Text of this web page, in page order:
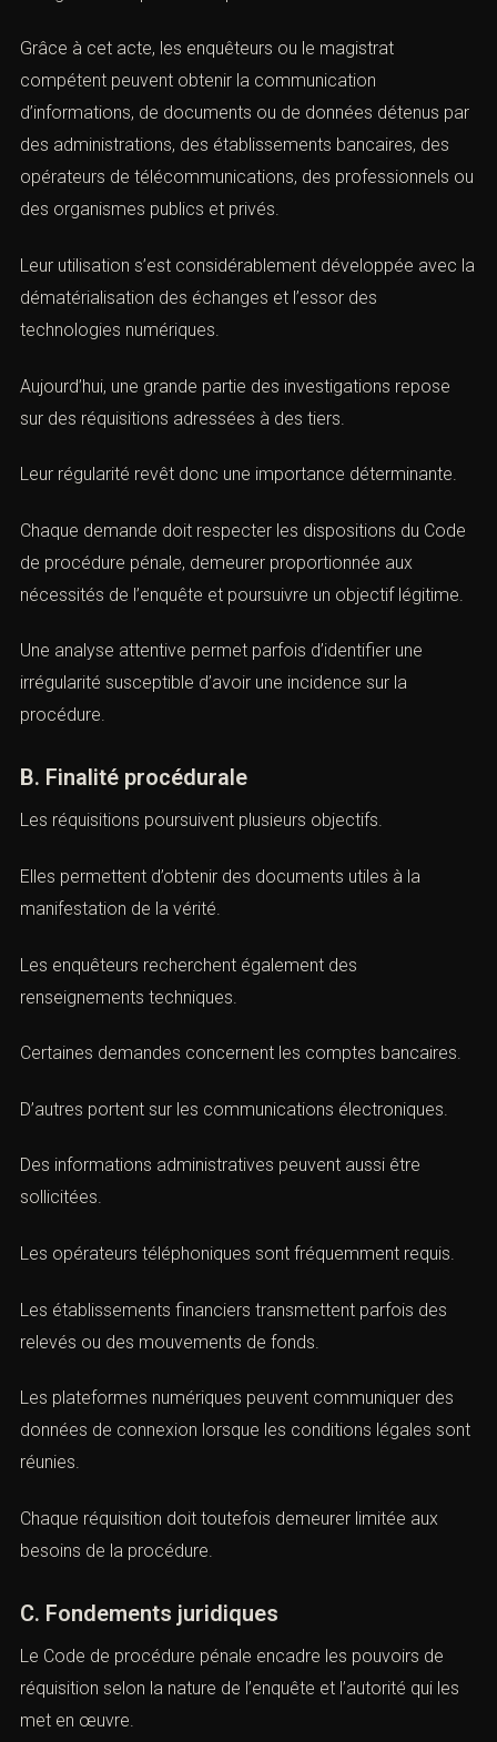
Grâce à cet acte, les enquêteurs ou le magistrat
compétent peuvent obtenir la communication
d’informations, de documents ou de données détenus
par des administrations, des établissements bancaires,
des opérateurs de télécommunications, des
Leur utilisation s’est considérablement développée avec
la dématérialisation des échanges et l’essor des
Aujourd’hui, une grande partie des investigations repose
Chaque demande doit respecter les dispositions du
Code de procédure pénale, demeurer proportionnée aux
légitime.
Une analyse attentive permet parfois d’identifier une
procédure.
Les réquisitions poursuivent plusieurs objectifs.
manifestation de la vérité.
renseignements techniques.
Certaines demandes concernent les comptes
D’autres portent sur les communications électroniques.
Des informations administratives peuvent aussi être
Les opérateurs téléphoniques sont fréquemment requis.
Les établissements financiers transmettent parfois des
relevés ou des mouvements de fonds.
données de connexion lorsque les conditions légales
sont réunies.
Chaque réquisition doit toutefois demeurer limitée aux
besoins de la procédure.
C. Fondements juridiques